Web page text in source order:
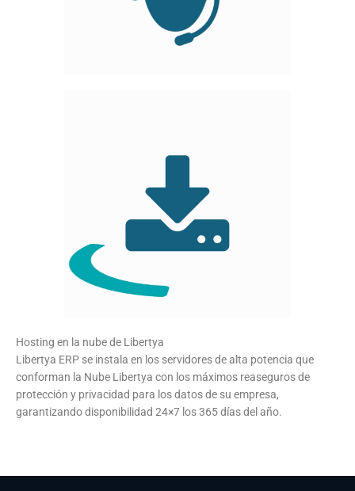
Hosting en la nube de Libertya
Libertya ERP se instala en los servidores de alta potencia que
conforman la Nube Libertya con los máximos reaseguros de
protección y privacidad para los datos de su empresa,
garantizando disponibilidad 24×7 los 365 días del año.